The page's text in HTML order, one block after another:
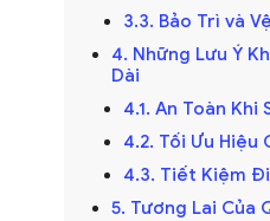
3.3. Bảo Trì và
4. Những Lưu Ý
Dài
4.1. An Toàn Khi
4.2. Tối Ưu Hiệu
4.3. Tiết Kiệm
5. Tương Lai Của